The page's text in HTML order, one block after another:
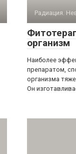
Радиация.
организм
Наиболее
препаратом,
организма
Он